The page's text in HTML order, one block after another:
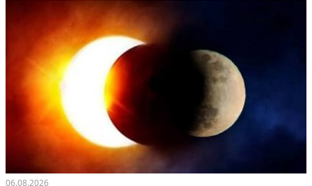
06.08.2026